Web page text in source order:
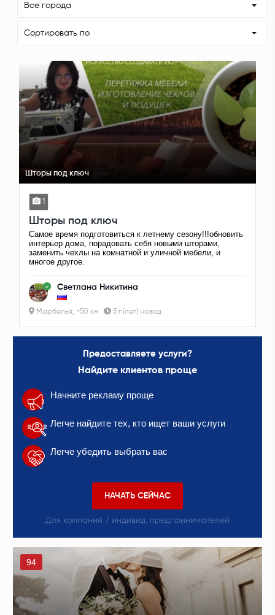
Все города
Сортировать по
Шторы под ключ
1
Шторы под ключ
Самое время подготовиться к летнему сезону!!!обновить
интерьер дома, порадовать себя новыми шторами,
заменить чехлы на комнатной и уличной мебели, и
многое другое.
Светлана Никитина
Марбелья, +50 км 5 г.(лет) назад
Предоставляете услуги?
Найдите клиентов проще
Начните рекламу проще
Легче найдите тех, кто ищет ваши услуги
Легче убедить выбрать вас
НАЧАТЬ СЕЙЧАС
Для компаний / индивид. предпринимателей
94